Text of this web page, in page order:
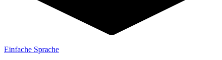
Einfache Sprache